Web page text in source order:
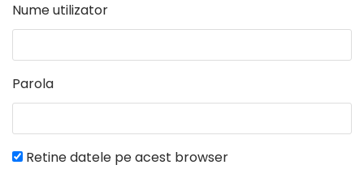
Nume utilizator
Parola
Retine datele pe acest browser